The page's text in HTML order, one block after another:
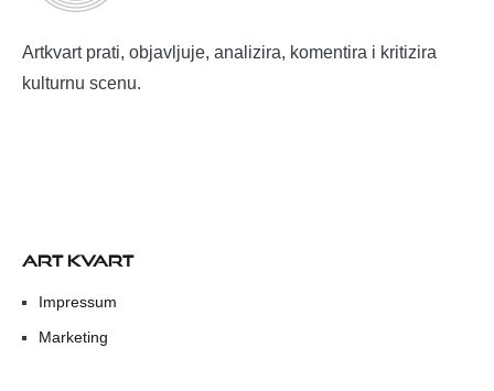
Artkvart prati, objavljuje, analizira, komentira i kritizira
kulturnu scenu.
ART KVART
Impressum
Marketing